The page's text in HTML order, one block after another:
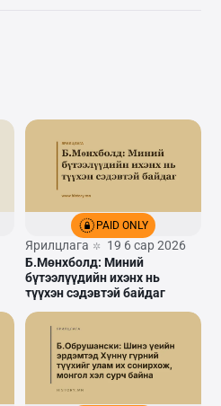
PAID ONLY
Ярилцлага
19 6 сар 2026
Б.Мөнхболд: Миний
бүтээлүүдийн ихэнх нь
түүхэн сэдэвтэй байдаг